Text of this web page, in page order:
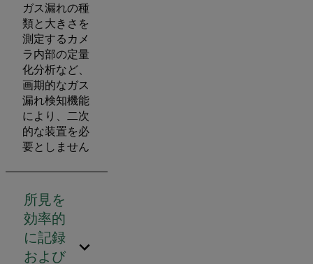
ガス漏れの種
類と大きさを
測定するカメ
ラ内部の定量
化分析など、
画期的なガス
漏れ検知機能
により、二次
的な装置を必
要としません
所見を
効率的
に記録
および